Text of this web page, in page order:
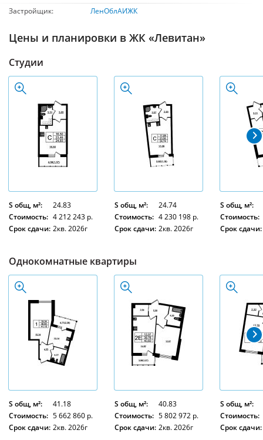
Застройщик: ЛенОблАИЖК
Цены и планировки в ЖК «Левитан»
Студии
S общ, м²:
24.83
Стоимость: 4 212 243 р.
Срок сдачи: 2кв. 2026г
S общ, м²:
24.74
Стоимость: 4 230 198 р.
Срок сдачи: 2кв. 2026г
S общ, м²:
Стоимость:
Срок сдачи:
Однокомнатные квартиры
S общ, м²:
41.18
Стоимость: 5 662 860 р.
Срок сдачи: 2кв. 2026г
S общ, м²:
40.83
Стоимость: 5 802 972 р.
Срок сдачи: 2кв. 2026г
S общ, м²:
Стоимость:
Срок сдачи: